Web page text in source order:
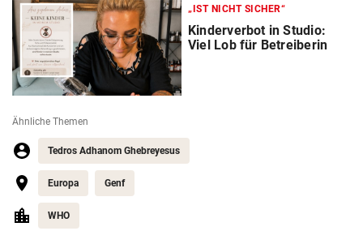
„IST NICHT SICHER“
Kinderverbot in Studio:
Viel Lob für Betreiberin
Ähnliche Themen
Tedros Adhanom Ghebreyesus
Europa Genf
WHO